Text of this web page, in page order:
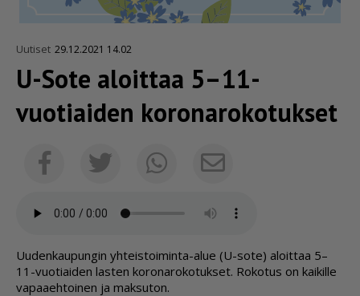
Uutiset 29.12.2021 14.02
U-Sote aloittaa 5–11-
vuotiaiden korona­ro­ko­tukset
FacebookTwitterWhatsappSähköposti
Uu­den­kau­pun­gin yh­teis­toi­min­ta-alue (U-sote) aloit­taa 5–
11-vuo­ti­ai­den las­ten ko­ro­na­ro­ko­tuk­set. Ro­ko­tus on kai­kil­le
va­paa­eh­toi­nen ja mak­su­ton.